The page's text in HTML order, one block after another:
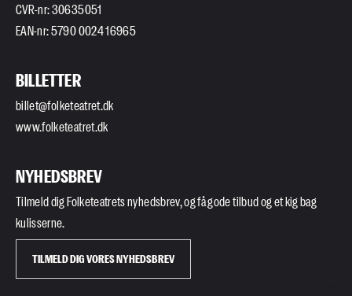
CVR-nr: 30635051
EAN-nr: 5790 0024 16965
BILLETTER
billet@folketeatret.dk
www.folketeatret.dk
NYHEDSBREV
Tilmeld dig Folketeatrets nyhedsbrev, og få gode tilbud og et kig bag
kulisserne.
TILMELD DIG VORES NYHEDSBREV